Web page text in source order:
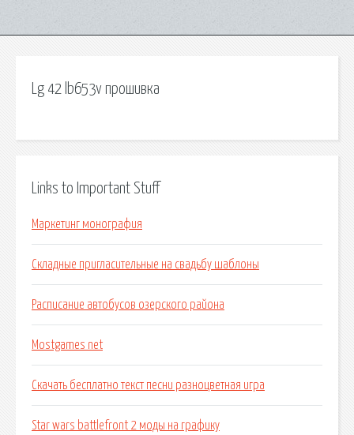
Lg 42 lb653v прошивка
Links to Important Stuff
Маркетинг монография
Складные пригласительные на свадьбу шаблоны
Расписание автобусов озерского района
Mostgames net
Скачать бесплатно текст песни разноцветная игра
Star wars battlefront 2 моды на графику